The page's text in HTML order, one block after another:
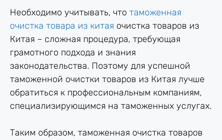
Необходимо учитывать, что таможенная
очистка товара из китая очистка товаров из
Китая – сложная процедура, требующая
грамотного подхода и знания
законодательства. Поэтому для успешной
таможенной очистки товаров из Китая лучше
обратиться к профессиональным компаниям,
специализирующимся на таможенных услугах.
Таким образом, таможенная очистка товаров